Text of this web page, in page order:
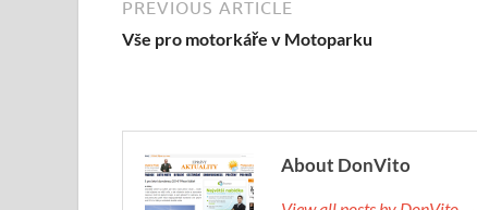
PREVIOUS ARTICLE
Vše pro motorkáře v Motoparku
About DonVito